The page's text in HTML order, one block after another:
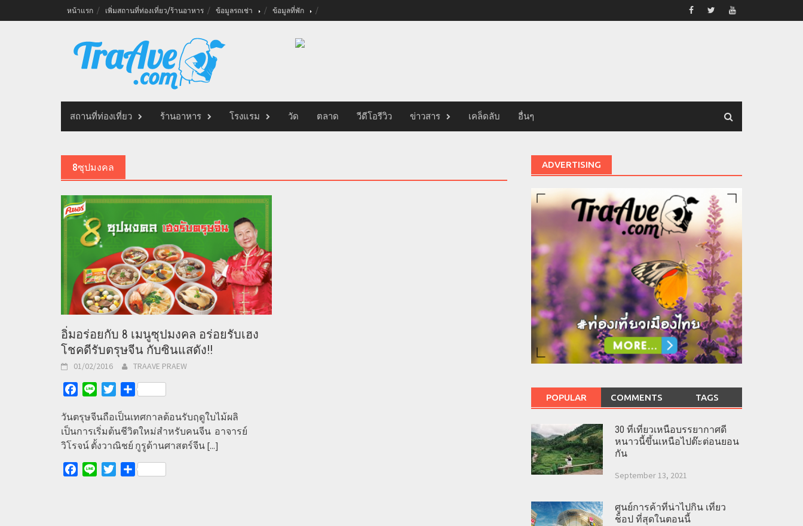
to
หน้าแรก เพิ่มสถานที่ท่องเที่ยว/ร้านอาหาร ข้อมูลรถเช่า ข้อมูลที่พัก
สถานที่ท่องเที่ยว ร้านอาหาร โรงแรม วัด ตลาด วีดีโอรีวิว ข่าวสาร เคล็ดลับ อื่นๆ
8ซุปมงคล
อิ่มอร่อยกับ 8 เมนูซุปมงคล อร่อยรับเฮง
โชคดีรับตรุษจีน กับซินแสดัง!!
01/02/2016 TRAAVE PRAEW
Facebook
Line TwitterShare
วันตรุษจีนถือเป็นเทศกาลต้อนรับฤดูใบไม้ผลิ
เป็นการเริ่มต้นชีวิตใหม่สำหรับคนจีน อาจารย์
วิโรจน์ ตั้งวาณิชย์ กูรูด้านศาสตร์จีน [...]
Facebook
Line TwitterShare
ADVERTISING
POPULAR COMMENTS TAGS
30 ที่เที่ยวเหนือบรรยากาศดี
หนาวนี้ขึ้นเหนือไปต๊ะต่อนยอน
กัน
September 13, 2021
ศูนย์การค้าที่น่าไปกิน เที่ยว
ช็อป ที่สุดในตอนนี้